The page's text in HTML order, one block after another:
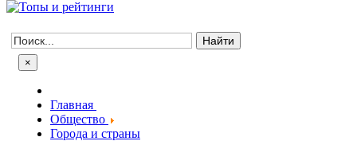
×
Главная
Общество
Города и страны